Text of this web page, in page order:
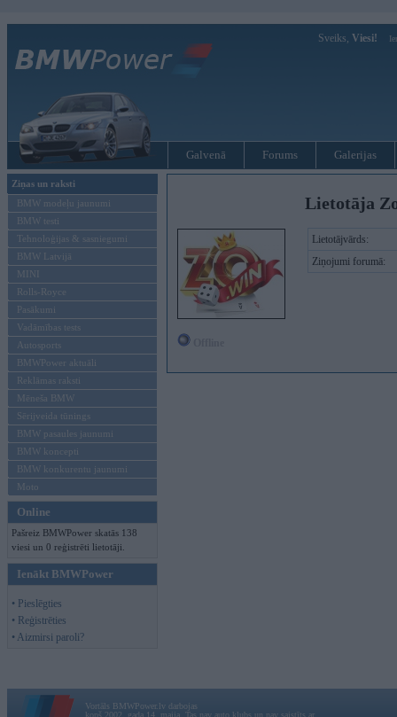
Sveiks, Viesi!
Galvenā Forums Galerijas
Ziņas un raksti
BMW modeļu jaunumi
BMW testi
Tehnoloģijas & sasniegumi
BMW Latvijā
MINI
Rolls-Royce
Pasākumi
Vadāmības tests
Autosports
BMWPower aktuāli
Reklāmas raksti
Mēneša BMW
Sērijveida tūnings
BMW pasaules jaunumi
BMW koncepti
BMW konkurentu jaunumi
Moto
Online
Pašreiz BMWPower skatās 138
viesi un 0 reģistrēti lietotāji.
Ienākt BMWPower
• Pieslēgties
• Reģistrēties
• Aizmirsi paroli?
Lietotāja
Lietotājvārds:
Ziņojumi forumā:
Vortāls BMWPower.lv darbojas
kopš 2002. gada 14. maija. Tas nav auto klubs un nav saistīts ar